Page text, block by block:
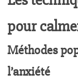
pour
Méthodes
l’anxiété